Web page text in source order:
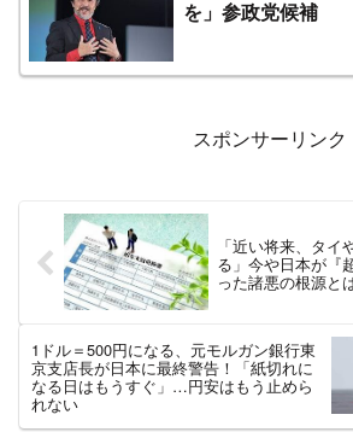
を」参政党候補
スポンサーリンク
「近い将来、タ
る」今や日本が『
った諸悪の根源と
1ドル＝500円になる、元モルガン銀行東
京支店長が日本に最終警告！「紙切れに
なる日はもうすぐ」…円安はもう止めら
れない